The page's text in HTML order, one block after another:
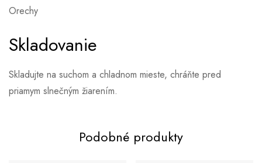
Orechy
Skladovanie
Skladujte na suchom a chladnom mieste, chráňte pred
priamym slnečným žiarením.
Podobné produkty